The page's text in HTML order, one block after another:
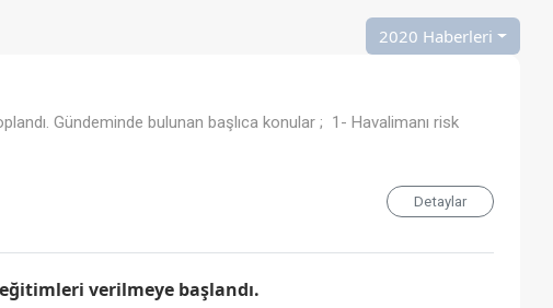
2020 Haberleri
Gündeminde bulunan başlıca konular ; 1- Havalimanı risk
Detaylar
verilmeye başlandı.